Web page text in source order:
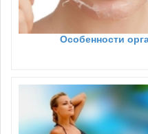
Особенности